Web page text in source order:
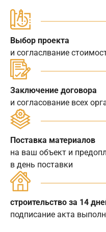
Выбор проекта
и согласлвание
Заключение договора
и согласование всех
Поставка материалов
на ваш объект и
в день поставки
строительство за 14
подписание акта